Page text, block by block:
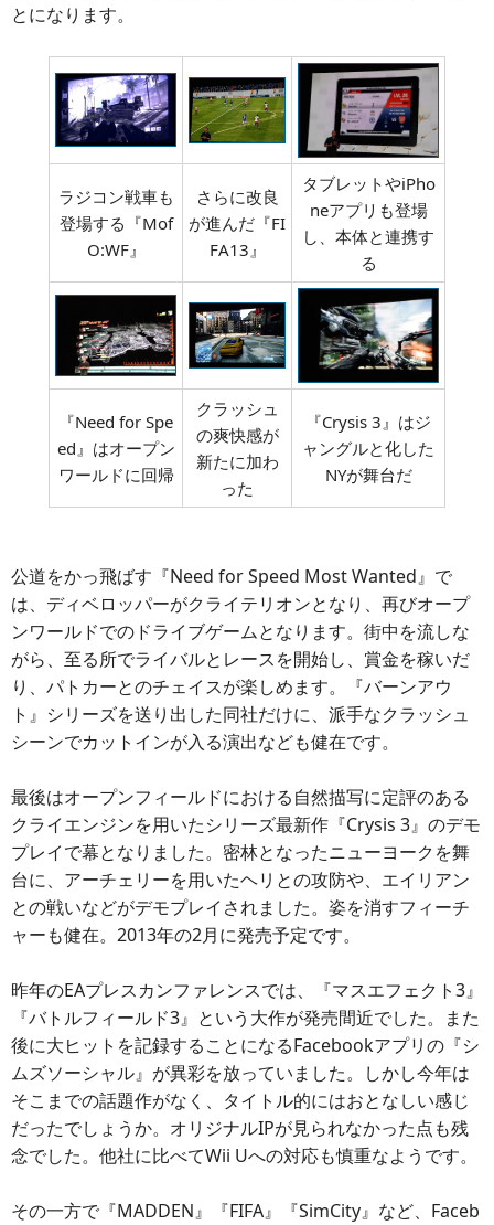
とになります。
ラジコン戦車も
登場する『Mof
O:WF』
さらに改良
が進んだ『FI
FA13』
タブレットやiPho
neアプリも登場
し、本体と連携す
る
『Need for Spe
ed』はオープン
ワールドに回帰
クラッシュ
の爽快感が
新たに加わ
った
『Crysis 3』はジ
ャングルと化した
NYが舞台だ
公道をかっ飛ばす『Need for Speed Most Wanted』で
は、ディベロッパーがクライテリオンとなり、再びオープ
ンワールドでのドライブゲームとなります。街中を流しな
がら、至る所でライバルとレースを開始し、賞金を稼いだ
り、パトカーとのチェイスが楽しめます。『バーンアウ
ト』シリーズを送り出した同社だけに、派手なクラッシュ
シーンでカットインが入る演出なども健在です。
最後はオープンフィールドにおける自然描写に定評のある
クライエンジンを用いたシリーズ最新作『Crysis 3』のデモ
プレイで幕となりました。密林となったニューヨークを舞
台に、アーチェリーを用いたヘリとの攻防や、エイリアン
との戦いなどがデモプレイされました。姿を消すフィーチ
ャーも健在。2013年の2月に発売予定です。
昨年のEAプレスカンファレンスでは、『マスエフェクト3』
『バトルフィールド3』という大作が発売間近でした。また
後に大ヒットを記録することになるFacebookアプリの『シ
ムズソーシャル』が異彩を放っていました。しかし今年は
そこまでの話題作がなく、タイトル的にはおとなしい感じ
だったでしょうか。オリジナルIPが見られなかった点も残
念でした。他社に比べてWii Uへの対応も慎重なようです。
その一方で『MADDEN』『FIFA』『SimCity』など、Faceb